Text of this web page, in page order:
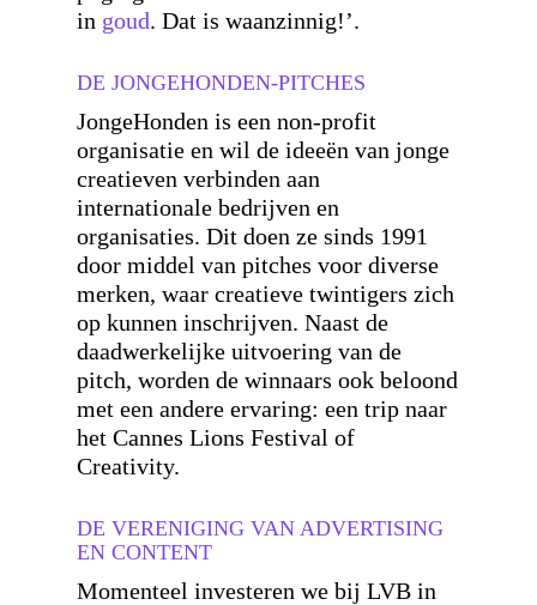
in goud. Dat is waanzinnig!’.
DE JONGEHONDEN-PITCHES
JongeHonden is een non-profit
organisatie en wil de ideeën van jonge
creatieven verbinden aan
internationale bedrijven en
organisaties. Dit doen ze sinds 1991
door middel van pitches voor diverse
merken, waar creatieve twintigers zich
op kunnen inschrijven. Naast de
daadwerkelijke uitvoering van de
pitch, worden de winnaars ook beloond
met een andere ervaring: een trip naar
het Cannes Lions Festival of
Creativity.
DE VERENIGING VAN ADVERTISING
EN CONTENT
Momenteel investeren we bij LVB in